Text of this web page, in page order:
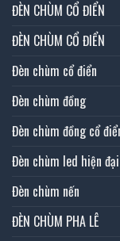
ĐÈN CHÙM CỔ ĐIỂN
ĐÈN CHÙM CỔ ĐIỂN
Đèn chùm cổ điển
Đèn chùm đồng
Đèn chùm đồng cổ
Đèn chùm led hiện đại
Đèn chùm nến
ĐÈN CHÙM PHA LÊ